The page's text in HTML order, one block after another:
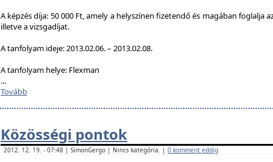
A képzés díja: 50 000 Ft, amely a helyszínen fizetendő és magában foglalja
illetve a vizsgadíjat.
A tanfolyam ideje: 2013.02.06. – 2013.02.08.
A tanfolyam helye: Flexman
...
Tovább
Közösségi pontok
2012. 12. 19. - 07:48 | SimonGergo | Nincs kategória. | 0 komment eddig